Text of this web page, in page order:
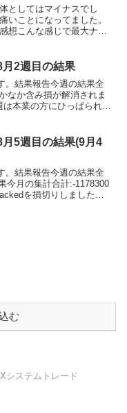
としてはマイナスでし
いことになってました。
想こんな感じで最大ナン
月2週目の結果
。結果報告今週の結果全
なか含み損が解消されま
本業の方にひっぱられて
月5週目の結果(9月4
。結果報告今週の結果全
今月の集計合計:-1178300
を損切りしました。
む
システムトレード